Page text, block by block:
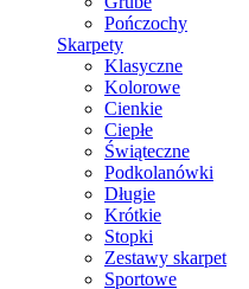
Pończochy
Skarpety
Klasyczne
Kolorowe
Cienkie
Ciepłe
Świąteczne
Podkolanówki
Długie
Krótkie
Stopki
Zestawy skarpet
Sportowe